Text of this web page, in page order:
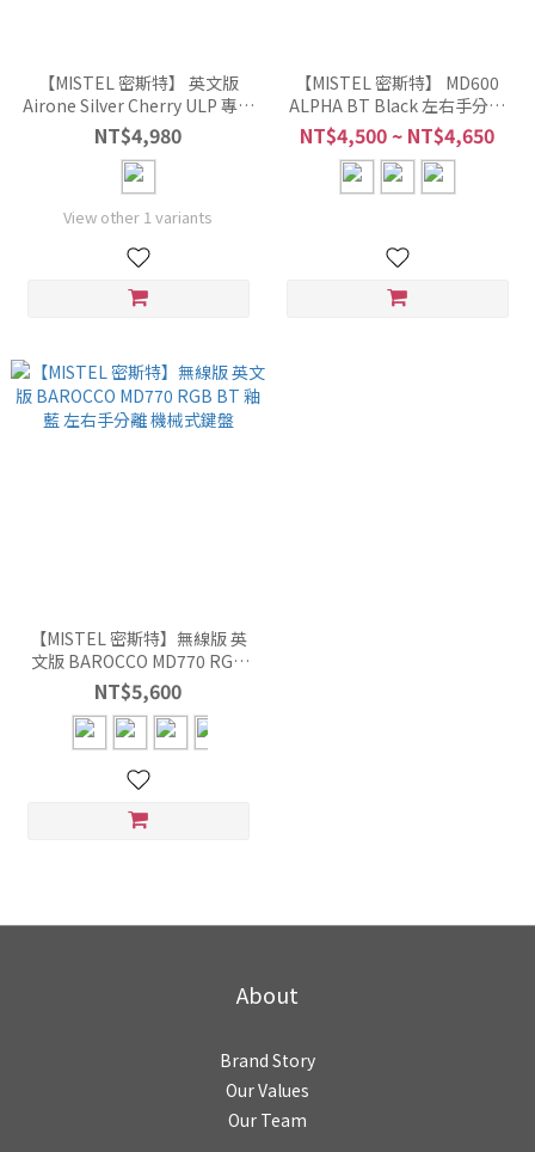
【MISTEL 密斯特】 英文版
Airone Silver Cherry ULP 專利
軸 超薄型鋁合金 機械式鍵盤
NT$4,980
View other 1 variants
【MISTEL 密斯特】 MD600
ALPHA BT Black 左右手分離
BT 雙模無線 RGB 機械式鍵盤
英文版
NT$4,500 ~ NT$4,650
【MISTEL 密斯特】無線版 英
文版 BAROCCO MD770 RGB
BT 釉藍 左右手分離 機械式鍵
盤
NT$5,600
About
Brand Story
Our Values
Our Team